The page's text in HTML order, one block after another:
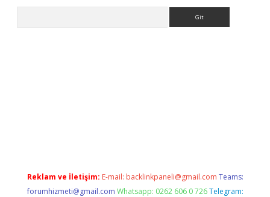
Reklam ve İletişim: E-mail: backlinkpaneli@gmail.com Teams:
forumhizmeti@gmail.com Whatsapp: 0262 606 0 726 Telegram: